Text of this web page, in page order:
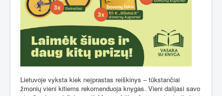
Lietuvoje vyksta kiek neįprastas reiškinys – tūkstančiai
žmonių vieni kitiems rekomenduoja knygas. Vieni dalijasi savo